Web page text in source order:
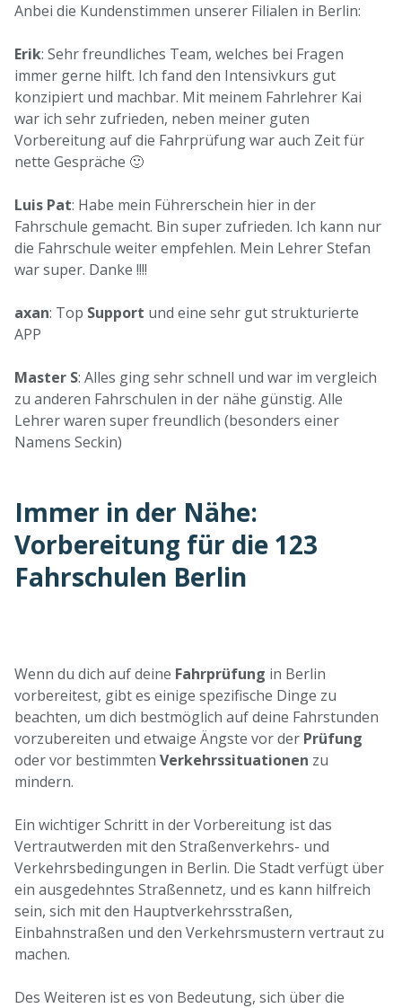
Anbei die Kundenstimmen unserer Filialen in Berlin:
Erik: Sehr freundliches Team, welches bei Fragen
immer gerne hilft. Ich fand den Intensivkurs gut
konzipiert und machbar. Mit meinem Fahrlehrer Kai
war ich sehr zufrieden, neben meiner guten
Vorbereitung auf die Fahrprüfung war auch Zeit für
nette Gespräche 🙂
Luis Pat: Habe mein Führerschein hier in der
Fahrschule gemacht. Bin super zufrieden. Ich kann nur
die Fahrschule weiter empfehlen. Mein Lehrer Stefan
war super. Danke !!!!
axan: Top Support und eine sehr gut strukturierte
APP
Master S: Alles ging sehr schnell und war im vergleich
zu anderen Fahrschulen in der nähe günstig. Alle
Lehrer waren super freundlich (besonders einer
Namens Seckin)
Immer in der Nähe:
Vorbereitung für die 123
Fahrschulen Berlin
Wenn du dich auf deine Fahrprüfung in Berlin
vorbereitest, gibt es einige spezifische Dinge zu
beachten, um dich bestmöglich auf deine Fahrstunden
vorzubereiten und etwaige Ängste vor der Prüfung
oder vor bestimmten Verkehrssituationen zu
mindern.
Ein wichtiger Schritt in der Vorbereitung ist das
Vertrautwerden mit den Straßenverkehrs- und
Verkehrsbedingungen in Berlin. Die Stadt verfügt über
ein ausgedehntes Straßennetz, und es kann hilfreich
sein, sich mit den Hauptverkehrsstraßen,
Einbahnstraßen und den Verkehrsmustern vertraut zu
machen.
Des Weiteren ist es von Bedeutung, sich über die